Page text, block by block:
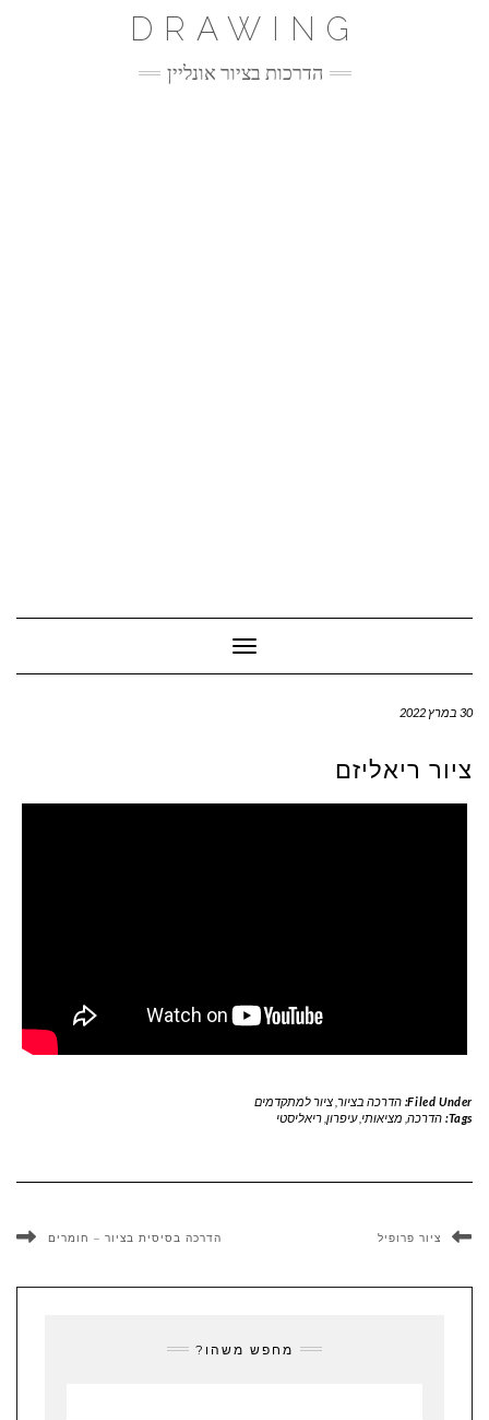
DRAWING
הדרכות בציור אונליין
Toggle Navigation
30 במרץ 2022
ציור ריאליזם
Filed Under: הדרכה בציור, ציור למתקדמים
Tags: הדרכה, מציאותי ,עיפרון, ריאליסטי
ציור פרופיל הדרכה בסיסית בציור – חומרים
מחפש משהו?